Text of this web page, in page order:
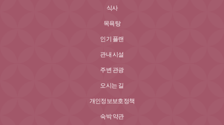
식사
목욕탕
인기 플랜
관내 시설
주변 관광
오시는 길
개인정보보호정책
숙박 약관